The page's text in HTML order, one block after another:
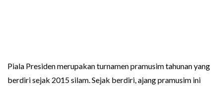
Piala Presiden merupakan turnamen pramusim tahunan yang
berdiri sejak 2015 silam. Sejak berdiri, ajang pramusim ini